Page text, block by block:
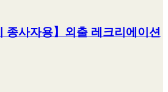
종사자용】외출 레크리에이션